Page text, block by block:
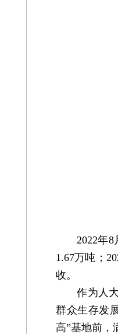
2022年8月
1.67万吨；
收。
作为人大
群众生存发
高”基地前，